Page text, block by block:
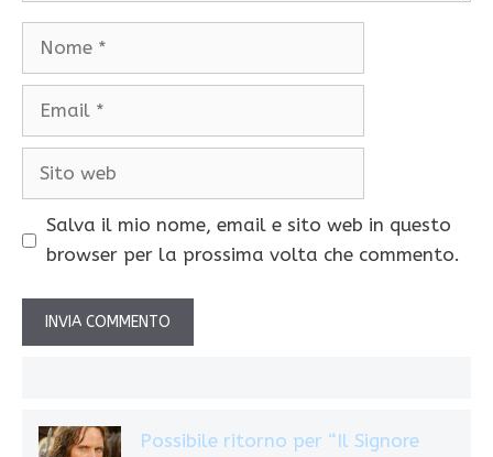
Nome
Email
Sito
Salva il mio nome, email e sito web in questo
browser per la prossima volta che commento.
Possibile ritorno per “Il Signore